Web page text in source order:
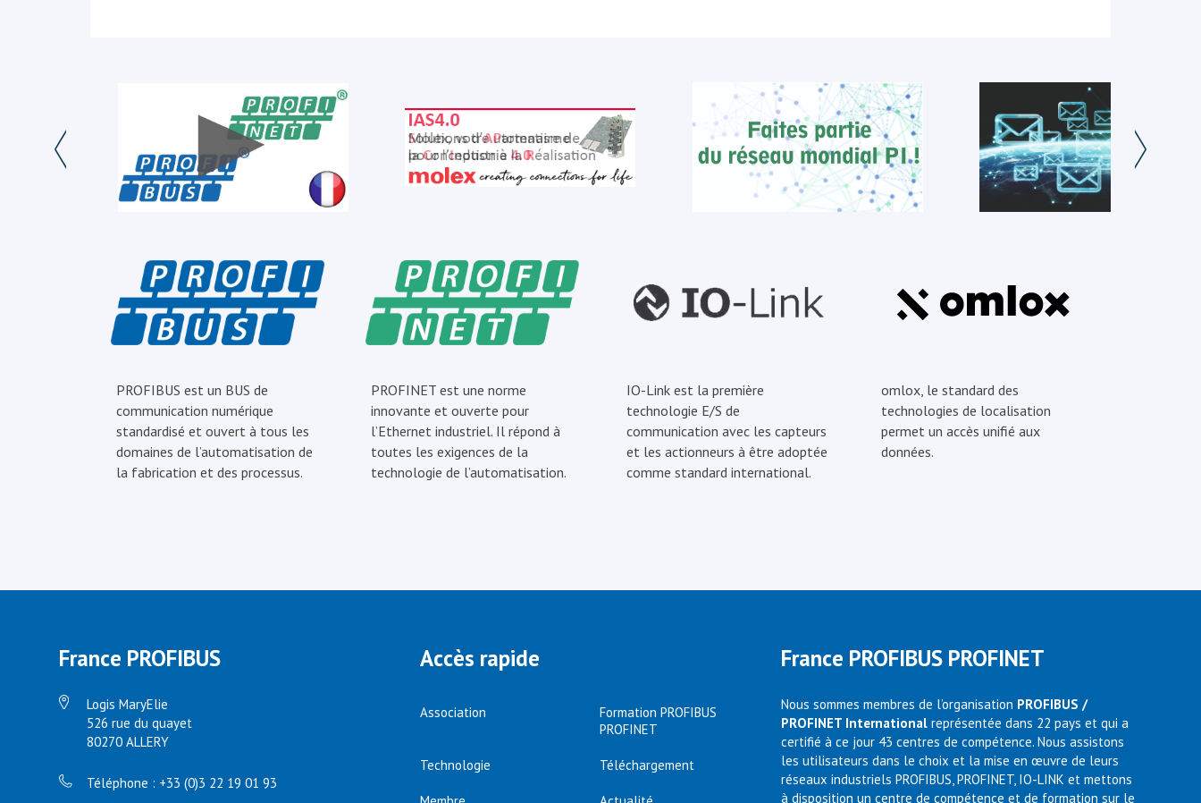
PROFIBUS est un BUS de
communication numérique
standardisé et ouvert à tous les
domaines de l’automatisation de
la fabrication et des processus.
PROFINET est une norme
innovante et ouverte pour
l’Ethernet industriel. Il répond à
toutes les exigences de la
technologie de l’automatisation.
IO-Link est la première
technologie E/S de
communication avec les capteurs
et les actionneurs à être adoptée
comme standard international.
omlox, le standard des
technologies de localisation
permet un accès unifié aux
données.
France PROFIBUS
Logis MaryElie
526 rue du quayet
80270 ALLERY
Téléphone : +33 (0)3 22 19 01 93
Accès rapide
Association
Formation PROFIBUS
PROFINET
Technologie Téléchargement
France PROFIBUS PROFINET
Nous sommes membres de l’organisation PROFIBUS /
PROFINET Internationalreprésentée dans 22 pays et qui a
certifié à ce jour 43 centres de compétence. Nous assistons
les utilisateurs dans le choix et la mise en œuvre de leurs
réseaux industriels PROFIBUS, PROFINET, IO-LINK et mettons
à disposition un centre de compétence et de formation sur le